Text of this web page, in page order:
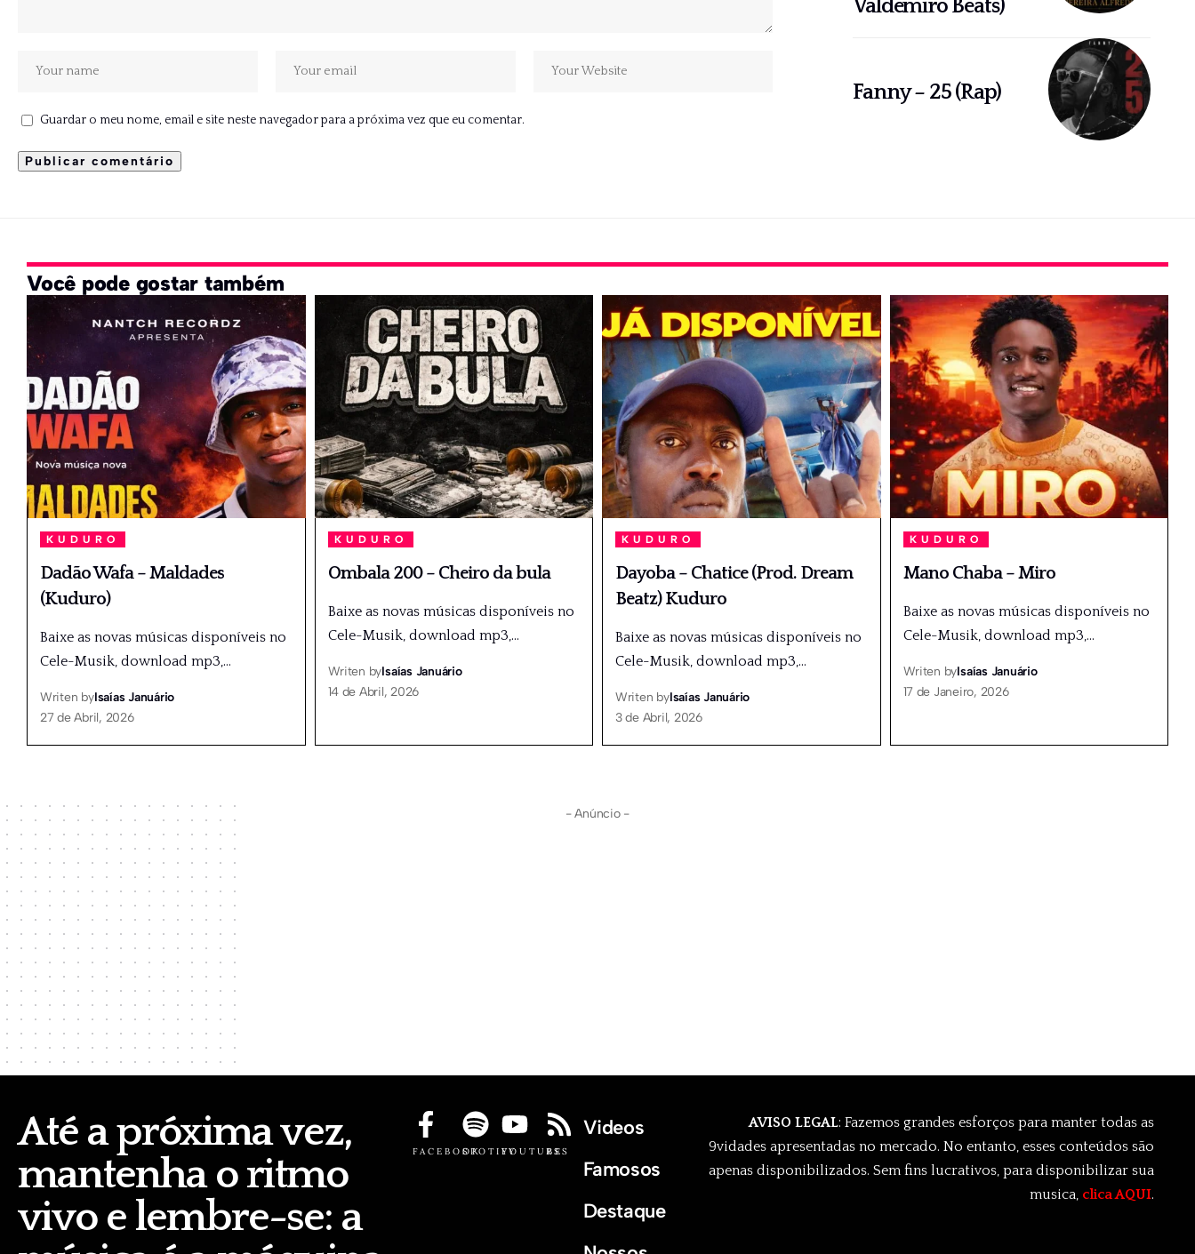
Guardar o meu nome, email e site neste navegador para a próxima vez que eu comentar.
Valdemiro Beats)
Fanny – 25 (Rap)
Você pode gostar também
KUDURO
Dadão Wafa – Maldades
(Kuduro)
Baixe as novas músicas disponíveis no
Cele-Musik, download mp3,…
Writen byIsaías Januário
27 de Abril, 2026
KUDURO
Ombala 200 – Cheiro da bula
Baixe as novas músicas disponíveis no
Cele-Musik, download mp3,…
Writen byIsaías Januário
14 de Abril, 2026
KUDURO
Dayoba – Chatice (Prod. Dream
Beatz) Kuduro
Baixe as novas músicas disponíveis no
Cele-Musik, download mp3,…
Writen byIsaías Januário
3 de Abril, 2026
KUDURO
Mano Chaba – Miro
Baixe as novas músicas disponíveis no
Cele-Musik, download mp3,…
Writen byIsaías Januário
17 de Janeiro, 2026
- Anúncio -
Até a próxima vez,
mantenha o ritmo
vivo e lembre-se: a
FACEBOOKSPOTIFYYOUTUBE
RSS
Videos
Famosos
Destaque
AVISO LEGAL: Fazemos grandes esforços para manter todas as
9vidades apresentadas no mercado. No entanto, esses conteúdos são
apenas disponibilizados. Sem fins lucrativos, para disponibilizar sua
musica, clica AQUI.